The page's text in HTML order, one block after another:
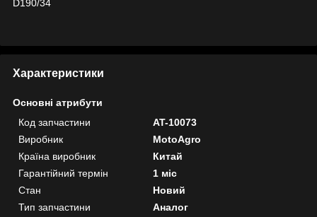
D190/34
Характеристики
Основні атрибути
Код запчастини
AT-10073
Виробник
MotoAgro
Країна виробник
Китай
Гарантійний термін
1 міс
Стан
Новий
Тип запчастини
Аналог